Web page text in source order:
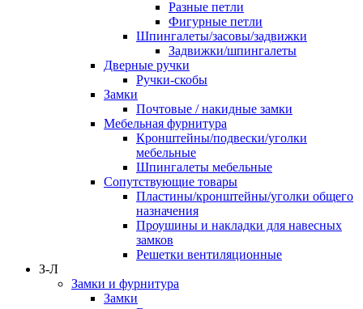
Разные петли
Фигурные петли
Шпингалеты/засовы/задвижки
Задвижки/шпингалеты
Дверные ручки
Ручки-скобы
Замки
Почтовые / накидные замки
Мебельная фурнитура
Кронштейны/подвески/уголки
мебельные
Шпингалеты мебельные
Сопутствующие товары
Пластины/кронштейны/уголки общего
назначения
Проушины и накладки для навесных
замков
Решетки вентиляционные
З-Л
Замки и фурнитура
Замки